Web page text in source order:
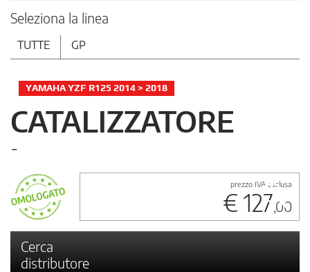
Seleziona la linea
TUTTE GP
YAMAHA YZF R125 2014 > 2018
CATALIZZATORE
-
prezzo IVA esclusa
€ 127,00
Cerca
distributore